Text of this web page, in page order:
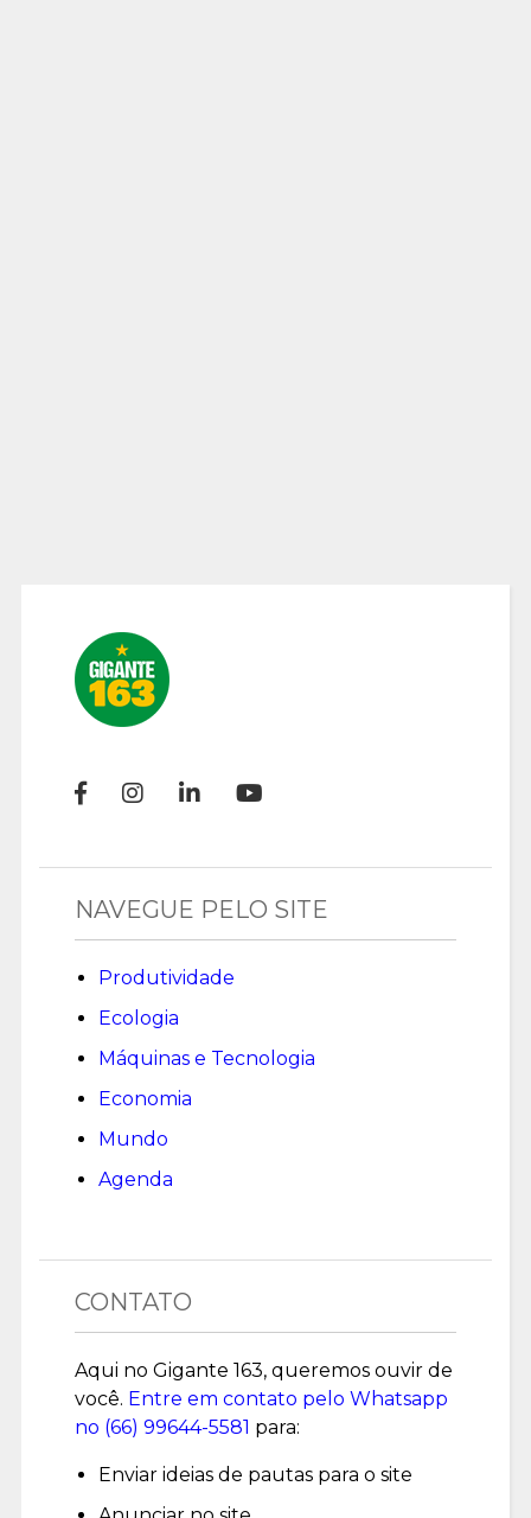
NAVEGUE PELO SITE
Produtividade
Ecologia
Máquinas e Tecnologia
Economia
Mundo
Agenda
CONTATO
Aqui no Gigante 163, queremos ouvir de
você. Entre em contato pelo Whatsapp
no (66) 99644-5581 para:
Enviar ideias de pautas para o site